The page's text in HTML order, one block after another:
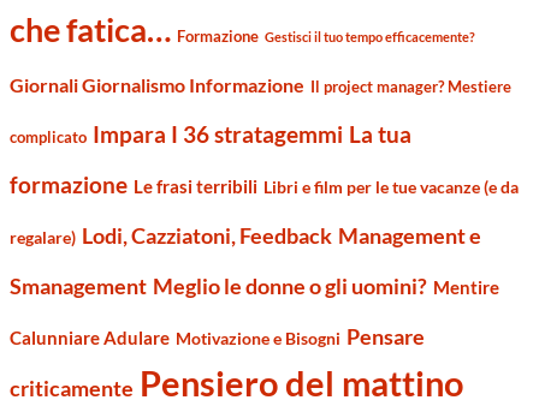
che fatica… Formazione Gestisci il tuo tempo efficacemente?
Giornali Giornalismo Informazione Il project manager? Mestiere
complicato Impara I 36 stratagemmi La tua
formazione Le frasi terribili Libri e film per le tue vacanze (e da
regalare) Lodi, Cazziatoni, Feedback Management e
Smanagement Meglio le donne o gli uomini? Mentire
Calunniare Adulare Motivazione e Bisogni Pensare
criticamente Pensiero del mattino